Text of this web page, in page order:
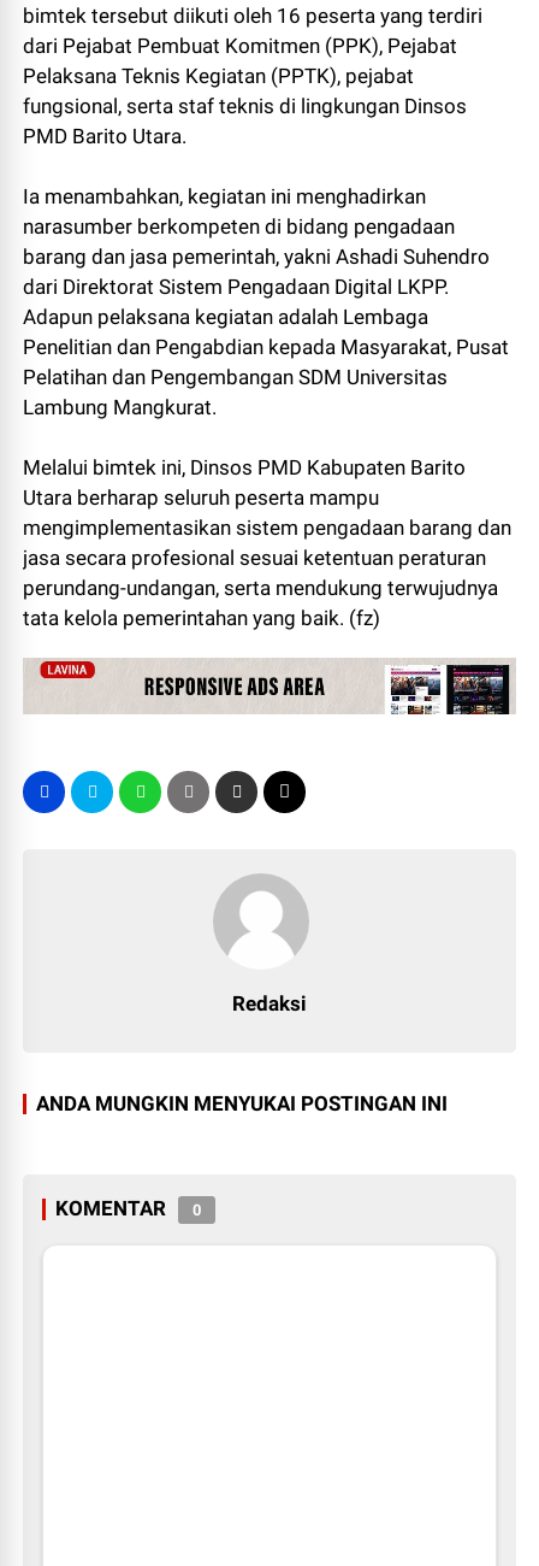
bimtek tersebut diikuti oleh 16 peserta yang terdiri
dari Pejabat Pembuat Komitmen (PPK), Pejabat
Pelaksana Teknis Kegiatan (PPTK), pejabat
fungsional, serta staf teknis di lingkungan Dinsos
PMD Barito Utara.
Ia menambahkan, kegiatan ini menghadirkan
narasumber berkompeten di bidang pengadaan
barang dan jasa pemerintah, yakni Ashadi Suhendro
dari Direktorat Sistem Pengadaan Digital LKPP.
Adapun pelaksana kegiatan adalah Lembaga
Penelitian dan Pengabdian kepada Masyarakat, Pusat
Pelatihan dan Pengembangan SDM Universitas
Lambung Mangkurat.
Melalui bimtek ini, Dinsos PMD Kabupaten Barito
Utara berharap seluruh peserta mampu
mengimplementasikan sistem pengadaan barang dan
jasa secara profesional sesuai ketentuan peraturan
perundang-undangan, serta mendukung terwujudnya
tata kelola pemerintahan yang baik. (fz)
Redaksi
ANDA MUNGKIN MENYUKAI POSTINGAN INI
KOMENTAR 0